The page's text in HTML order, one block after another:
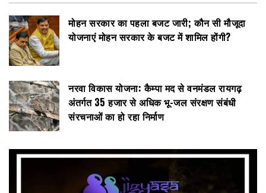
मोहन सरकार का पहला बजट जारी; कौन सी मौजूदा
योजनाएं मोहन सरकार के बजट में शामिल होंगी?
नरवा विकास योजना: कैम्पा मद से वनमंडल रायगढ़
अंतर्गत 35 हजार से अधिक भू-जल संरक्षण संबंधी
संरचनाओं का हो रहा निर्माण